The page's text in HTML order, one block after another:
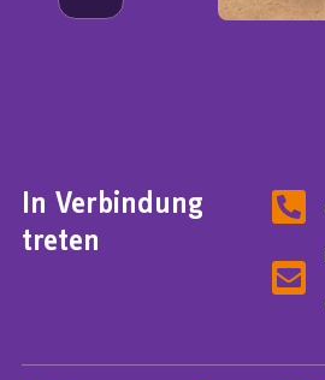
In Verbindung
treten